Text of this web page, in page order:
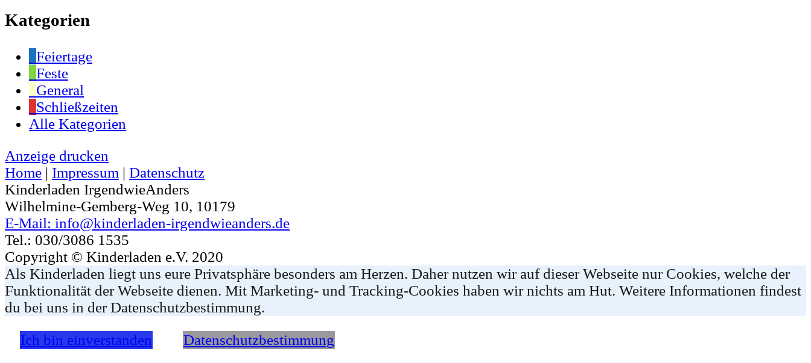
Kategorien
Feiertage
Feste
General
Schließzeiten
Alle Kategorien
Anzeige drucken
Home | Impressum | Datenschutz
Kinderladen IrgendwieAnders
Wilhelmine-Gemberg-Weg 10, 10179
E-Mail: info@kinderladen-irgendwieanders.de
Tel.: 030/3086 1535
Copyright © Kinderladen e.V. 2020
Als Kinderladen liegt uns eure Privatsphäre besonders am Herzen. Daher nutzen wir auf dieser Webseite nur Cookies, welche der
Funktionalität der Webseite dienen. Mit Marketing- und Tracking-Cookies haben wir nichts am Hut. Weitere Informationen findest
du bei uns in der Datenschutzbestimmung.
Ich bin einverstanden
Datenschutzbestimmung